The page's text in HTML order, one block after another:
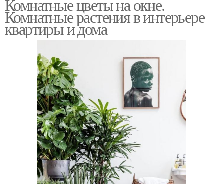
Комнатные цветы на окне.
Комнатные растения в интерьере
квартиры и дома